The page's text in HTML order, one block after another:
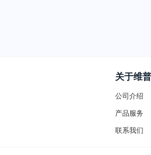
关于维普
公司介绍
产品服务
联系我们